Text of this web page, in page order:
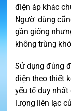
điện áp khác
Người dùng
gần giống
không trùng
Sử dụng đúng
điện theo thiết
yếu tố duy
lượng liên lạc